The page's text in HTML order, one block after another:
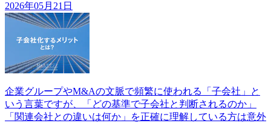
2026年05月21日
企業グループやM&Aの文脈で頻繁に使われる「子会社」と
いう言葉ですが、「どの基準で子会社と判断されるのか」
「関連会社との違いは何か」を正確に理解している方は意外